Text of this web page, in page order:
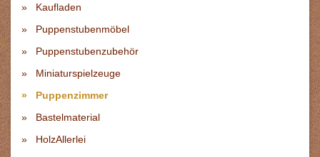
Kaufladen
Puppenstubenmöbel
Puppenstubenzubehör
Miniaturspielzeuge
Puppenzimmer
Bastelmaterial
HolzAllerlei